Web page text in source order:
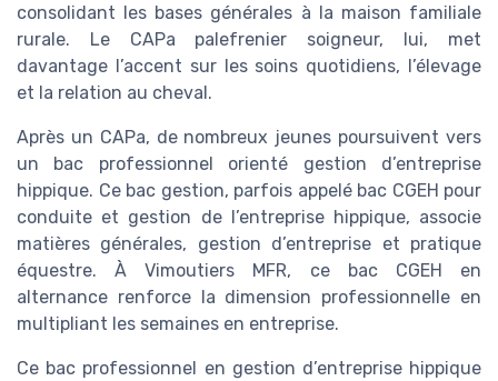
consolidant les bases générales à la maison familiale
rurale. Le CAPa palefrenier soigneur, lui, met
davantage l’accent sur les soins quotidiens, l’élevage
et la relation au cheval.
Après un CAPa, de nombreux jeunes poursuivent vers
un bac professionnel orienté gestion d’entreprise
hippique. Ce bac gestion, parfois appelé bac CGEH pour
conduite et gestion de l’entreprise hippique, associe
matières générales, gestion d’entreprise et pratique
équestre. À Vimoutiers MFR, ce bac CGEH en
alternance renforce la dimension professionnelle en
multipliant les semaines en entreprise.
Ce bac professionnel en gestion d’entreprise hippique